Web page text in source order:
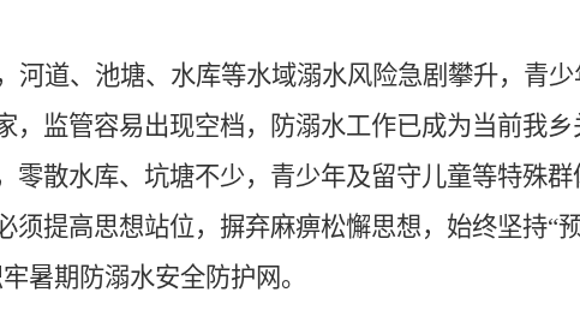
河道、池塘、水库等水域溺水风险急剧攀升，青
，监管容易出现空档，防溺水工作已成为当前我
零散水库、坑塘不少，青少年及留守儿童等特殊
须提高思想站位，摒弃麻痹松懈思想，始终坚持“
暑期防溺水安全防护网。